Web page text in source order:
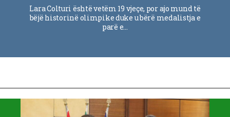
Lara Colturi është vetëm 19 vjeçe, por ajo mund të
bëjë historinë olimpike duke u bërë medalistja e
parë e…